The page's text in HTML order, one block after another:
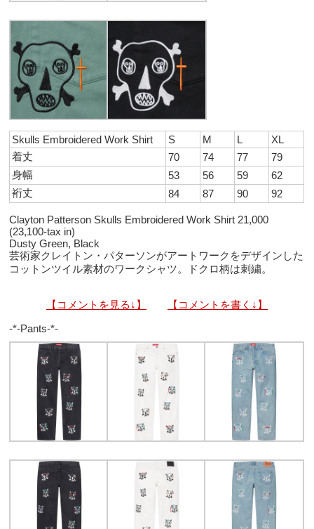
Skulls Embroidered Work Shirt S M L
XL
着丈
70 74 77
79
身幅
53 56 59
62
裄丈
84 87 90 92
Clayton Patterson Skulls Embroidered Work Shirt 21,000
(23,100-tax in)
Dusty Green, Black
芸術家クレイトン・パターソンがアートワークをデザインした
コットンツイル素材のワークシャツ。ドクロ柄は刺繍。
【コメントを見る↓】
【コメントを書く↓】
-*-Pants-*-